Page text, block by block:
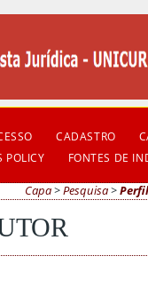
CADASTRO
POLICY FONTES DE
Capa>Pesquisa>